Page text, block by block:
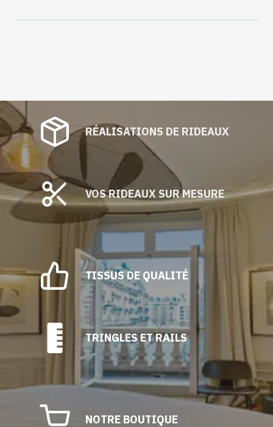
RÉALISATIONS DE RIDEAUX
VOS RIDEAUX SUR MESURE
TISSUS DE QUALITÉ
TRINGLES ET RAILS
NOTRE BOUTIQUE